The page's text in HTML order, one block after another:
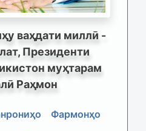
ваҳдати миллӣ -
Президенти
муҳтарам
Раҳмон
Фармонҳо